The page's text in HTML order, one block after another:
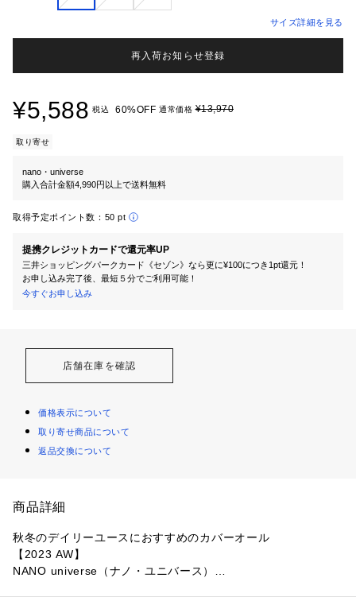
サイズ詳細を見る
再入荷お知らせ登録
¥5,588 税込 60%OFF 通常価格¥13,970
取り寄せ
nano・universe
購入合計金額4,990円以上で送料無料
取得予定ポイント数： 50 pt
提携クレジットカードで還元率UP
三井ショッピングパークカード《セゾン》なら更に¥100につき1pt還元！
お申し込み完了後、最短５分でご利用可能！
今すぐお申し込み
店舗在庫を確認
価格表示について
取り寄せ商品について
返品交換について
商品詳細
秋冬のデイリーユースにおすすめのカバーオール
【2023 AW】
NANO universe（ナノ・ユニバース）